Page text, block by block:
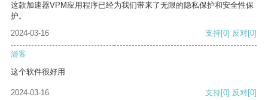
这款加速器VPM应用程序已经为我们带来了无限的隐私保护和安全性保
护。
2024-03-16
支持[0] 反对[0]
游客
这个软件很好用
2024-03-16 支持[0] 反对[0]